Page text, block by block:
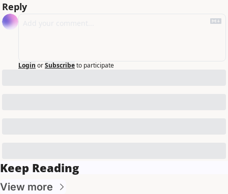
Reply
Login orSubscribeto participate
Keep Reading
View more